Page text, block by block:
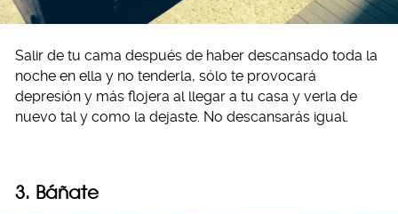
Salir de tu cama después de haber descansado toda la
noche en ella y no tenderla, sólo te provocará
depresión y más flojera al llegar a tu casa y verla de
nuevo tal y como la dejaste. No descansarás igual.
3. Báñate